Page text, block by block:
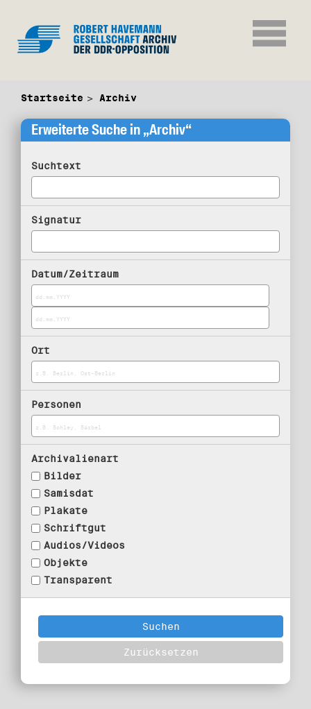
Startseite Archiv
Erweiterte Suche in „Archiv“
Suchtext
Signatur
Datum/Zeitraum
Ort
Personen
Archivalienart
Bilder
Samisdat
Plakate
Schriftgut
Audios/Videos
Objekte
Transparent